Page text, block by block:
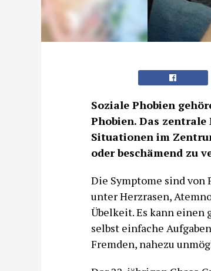
Soziale Phobien
Phobien. Das
Situationen im
oder beschämend zu
Die Symptome sind von
unter Herzrasen,
Übelkeit. Es kann einen
selbst einfache
Fremden, nahezu